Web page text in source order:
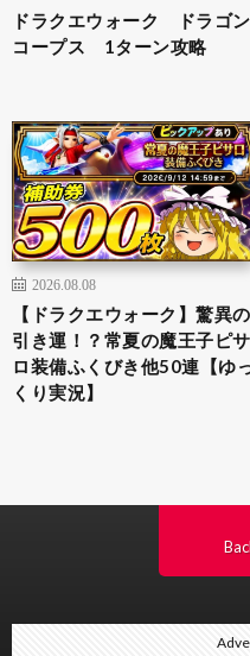
ドラクエウォーク ドラゴン
コープス 1ターン攻略
2026.08.08
【ドラクエウォーク】驚異の
引き運！？常夏の魔王子ピサ
ロ装備ふくびき他50連【ゆ
くり実況】